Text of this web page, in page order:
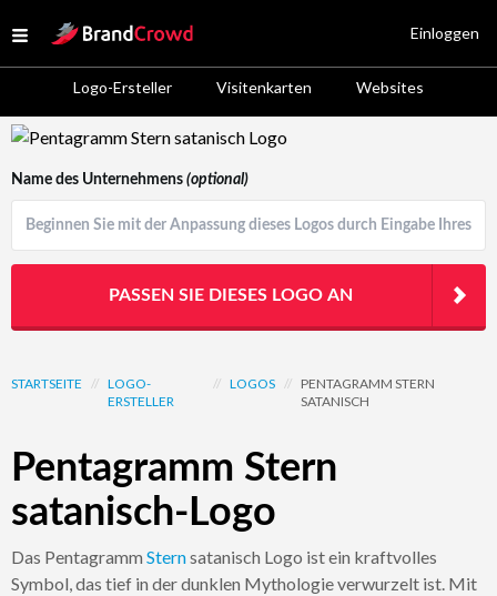
Open menu
Site Logo
Logo-Ersteller Visitenkarten Websites
Einloggen
Logo Template Preview
STARTSEITE // LOGO-
ERSTELLER
// LOGOS // PENTAGRAMM STERN
SATANISCH
Pentagramm Stern
satanisch-Logo
Das Pentagramm Sternsatanisch Logo ist ein kraftvolles
Symbol, das tief in der dunklen Mythologie verwurzelt ist. Mit
Name des Unternehmens (optional)
PASSEN SIE DIESES LOGO AN